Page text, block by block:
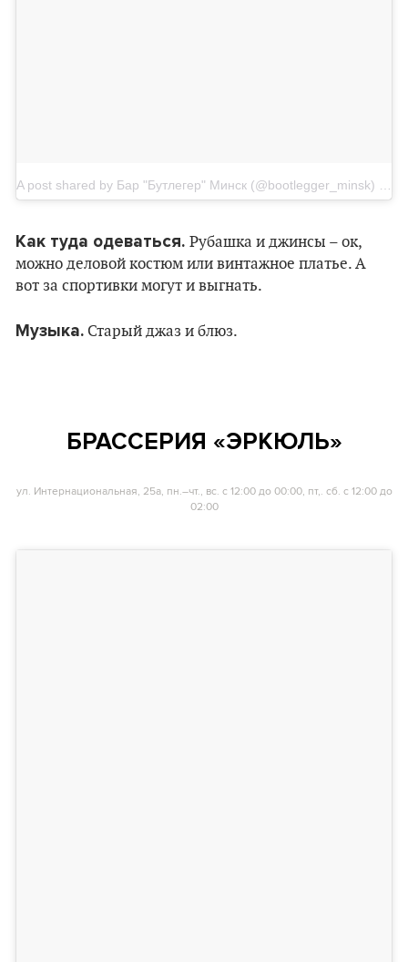
A post shared by Бар "Бутлегер" Минск (@bootlegger_minsk)
Как туда одеваться. Рубашка и джинсы – ок,
можно деловой костюм или винтажное платье. А
вот за спортивки могут и выгнать.
Музыка. Старый джаз и блюз.
БРАССЕРИЯ «ЭРКЮЛЬ»
ул. Интернациональная, 25а, пн.–чт., вс. с 12:00 до 00:00, пт,. сб. с 12:00 до
02:00